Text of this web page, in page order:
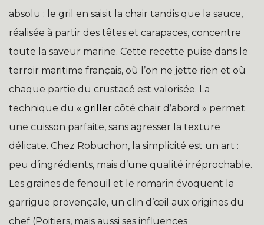
absolu : le gril en saisit la chair tandis que la sauce,
réalisée à partir des têtes et carapaces, concentre
toute la saveur marine. Cette recette puise dans le
terroir maritime français, où l’on ne jette rien et où
chaque partie du crustacé est valorisée. La
technique du « griller côté chair d’abord » permet
une cuisson parfaite, sans agresser la texture
délicate. Chez Robuchon, la simplicité est un art :
peu d’ingrédients, mais d’une qualité irréprochable.
Les graines de fenouil et le romarin évoquent la
garrigue provençale, un clin d’œil aux origines du
chef (Poitiers, mais aussi ses influences